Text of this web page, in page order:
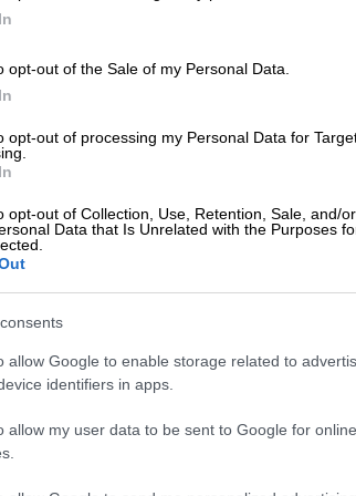
opt-out of the Sale of my Personal Data.
opt-out of processing my Personal Data for
opt-out of Collection, Use, Retention, Sale, and/
Data that Is Unrelated with the Purposes
allow Google to enable storage related to
identifiers in apps.
allow my user data to be sent to Google for
Κόσμος|17.07.2026 20:13
σπίτι - Νεκρά τρία
περίπου 175.000 ευρώ
«Είδαμε έναν κύριο